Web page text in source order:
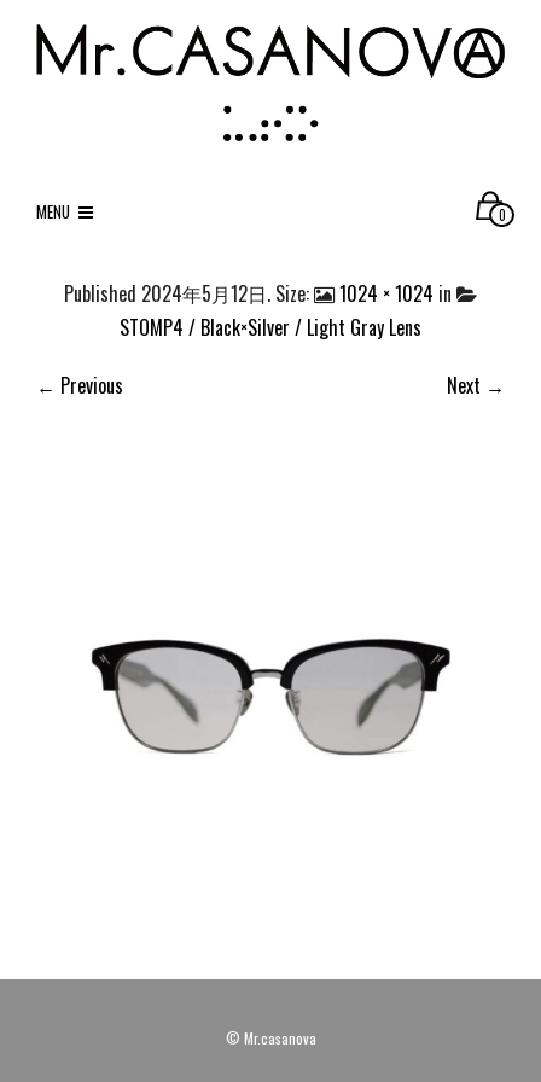
MENU 0
Published 2024年5月12日. Size: 1024 × 1024 in
STOMP4 / Black×Silver / Light Gray Lens
← Previous
Next →
© Mr.casanova